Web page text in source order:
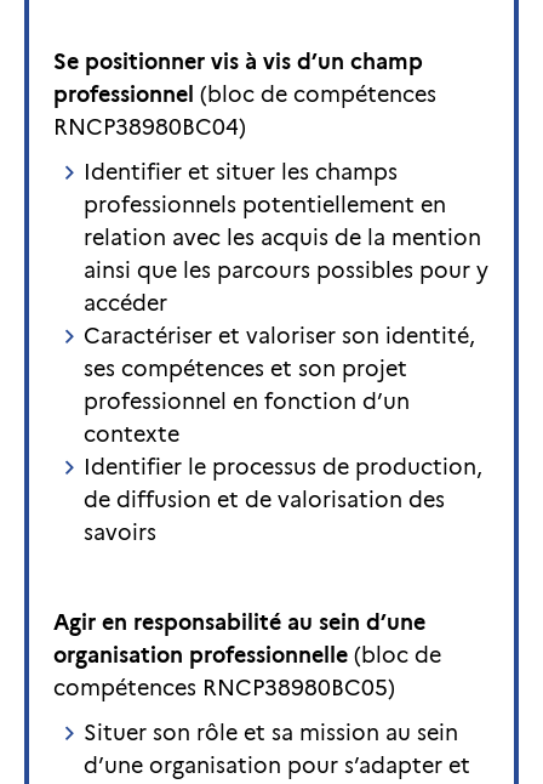
Se positionner vis à vis d’un champ
professionnel (bloc de compétences
RNCP38980BC04)
Identifier et situer les champs
professionnels potentiellement en
relation avec les acquis de la mention
ainsi que les parcours possibles pour y
accéder
Caractériser et valoriser son identité,
ses compétences et son projet
professionnel en fonction d’un
contexte
Identifier le processus de production,
de diffusion et de valorisation des
savoirs
Agir en responsabilité au sein d’une
organisation professionnelle (bloc de
compétences RNCP38980BC05)
Situer son rôle et sa mission au sein
d’une organisation pour s’adapter et